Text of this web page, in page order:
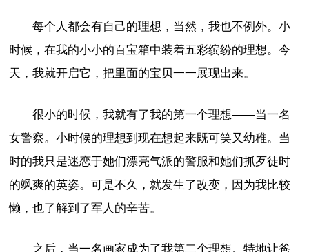
每个人都会有自己的理想，当然，我也不例外。小
时候，在我的小小的百宝箱中装着五彩缤纷的理想。今
天，我就开启它，把里面的宝贝一一展现出来。
很小的时候，我就有了我的第一个理想——当一名
女警察。小时候的理想到现在想起来既可笑又幼稚。当
时的我只是迷恋于她们漂亮气派的警服和她们抓歹徒时
的飒爽的英姿。可是不久，就发生了改变，因为我比较
懒，也了解到了军人的辛苦。
之后，当一名画家成为了我第二个理想。特地让爸